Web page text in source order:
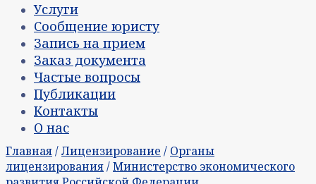
Услуги
Сообщение юристу
Запись на прием
Заказ документа
Частые вопросы
Публикации
Контакты
О нас
Главная/Лицензирование / Органы
лицензирования/Министерство экономического